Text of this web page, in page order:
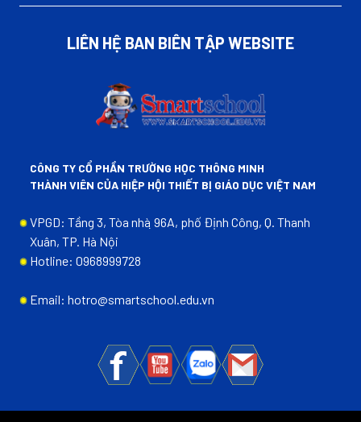
LIÊN HỆ BAN BIÊN TẬP WEBSITE
CÔNG TY CỔ PHẦN TRƯỜNG HỌC THÔNG MINH
THÀNH VIÊN CỦA HIỆP HỘI THIẾT BỊ GIÁO DỤC VIỆT NAM
VPGD: Tầng 3, Tòa nhà ̣96A, phố Định Công, Q. Thanh
Xuân, TP. Hà Nội
Hotline: 0968999728
Email: hotro@smartschool.edu.vn